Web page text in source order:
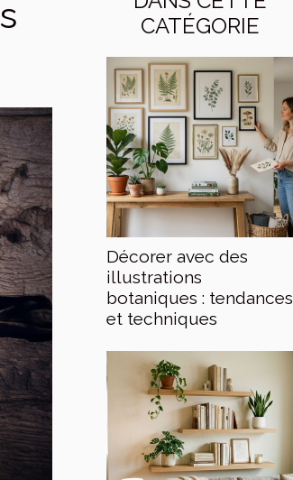
CATÉGORIE
Décorer avec des
illustrations
botaniques : tendances
et techniques